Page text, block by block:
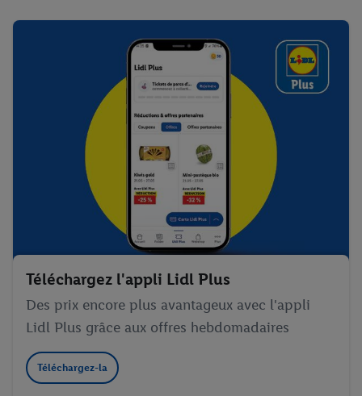
Téléchargez l'appli Lidl Plus
Des prix encore plus avantageux avec l'appli
Lidl Plus grâce aux offres hebdomadaires
Téléchargez-la